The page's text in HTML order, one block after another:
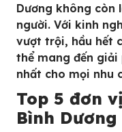
Dương không còn
người. Với kinh
vượt trội, hầu hết
thể mang đến giải
nhất cho mọi nhu
Top 5 đơn
Bình